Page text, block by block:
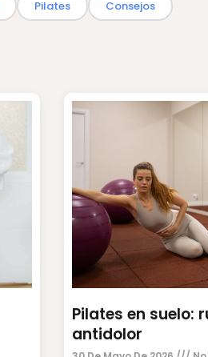
Pilates Consejos
Pilates en suelo:
antidolor